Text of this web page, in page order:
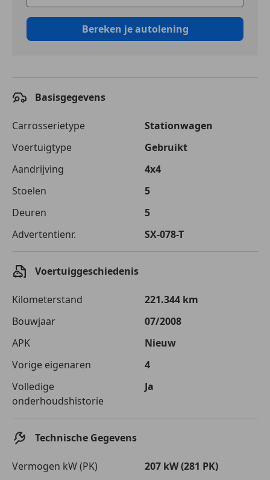
Bereken je autolening
Basisgegevens
Carrosserietype
Stationwagen
Voertuigtype
Gebruikt
Aandrijving
4x4
Stoelen
5
Deuren
5
Advertentienr.
SX-078-T
Voertuiggeschiedenis
Kilometerstand
221.344 km
Bouwjaar
07/2008
APK
Nieuw
Vorige eigenaren
4
Volledige
onderhoudshistorie
Ja
Technische Gegevens
Vermogen kW (PK)
207 kW (281 PK)